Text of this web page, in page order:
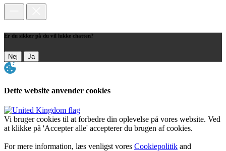
Er du sikker på du vil lukke chatten?
Nej Ja
Dette website anvender cookies
Vi bruger cookies til at forbedre din oplevelse på vores website. Ved
at klikke på 'Accepter alle' accepterer du brugen af cookies.
For mere information, læs venligst vores Cookiepolitik and